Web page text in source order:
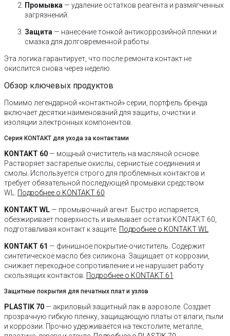
Промывка — удаление остатков реагента и размягченных
загрязнений.
Защита — нанесение тонкой антикоррозийной пленки и
смазка для долговременной работы.
Эта логика гарантирует, что после ремонта контакт не
окислится снова через неделю.
Обзор ключевых продуктов
Помимо легендарной «контактной» серии, портфель бренда
включает десятки наименований для защиты, очистки и
изоляции электронных компонентов.
Серия KONTAKT для ухода за контактами
KONTAKT 60— мощный очиститель на масляной основе.
Растворяет застарелые окислы, сернистые соединения и
смолы. Используется строго для проблемных контактов и
требует обязательной последующей промывки средством
WL.
Подробнее о KONTAKT 60
KONTAKT WL— промывочный агент. Быстро испаряется,
обезжиривает поверхность и вымывает остатки KONTAKT 60,
подготавливая контакт к защите. Подробнее о KONTAKT WL
KONTAKT 61 — финишное покрытие-очиститель. Содержит
синтетическое масло без силикона. Защищает от коррозии,
снижает переходное сопротивление и не нарушает работу
скользящих контактов. Подробнее о KONTAKT 61
Защитные покрытия для печатных плат и узлов
PLASTIK 70— акриловый защитный лак в аэрозоле. Создает
прозрачную гибкую пленку, защищающую платы от влаги, пыли
и коррозии. Прочно удерживается на текстолите, металле,